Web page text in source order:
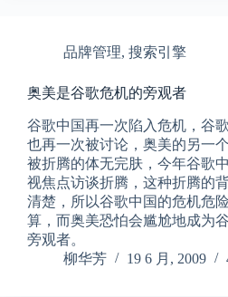
品牌管理, 搜索引擎
奥美是谷歌危机的旁观者
谷歌中国再一次陷入危机，谷
也再一次被讨论，奥美的另一
被折腾的体无完肤，今年谷歌
视焦点访谈折腾，这种折腾的
清楚，所以谷歌中国的危机危
算，而奥美恐怕会尴尬地成为
旁观者。
柳华芳
19 6 月, 2009